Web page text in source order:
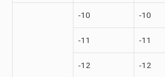
-10 -10
-11 -11
-12 -12